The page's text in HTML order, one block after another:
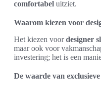
comfortabel uitziet.
Waarom kiezen voor
Het kiezen voordesigner
maar ook voor
investering; het is een
De waarde van